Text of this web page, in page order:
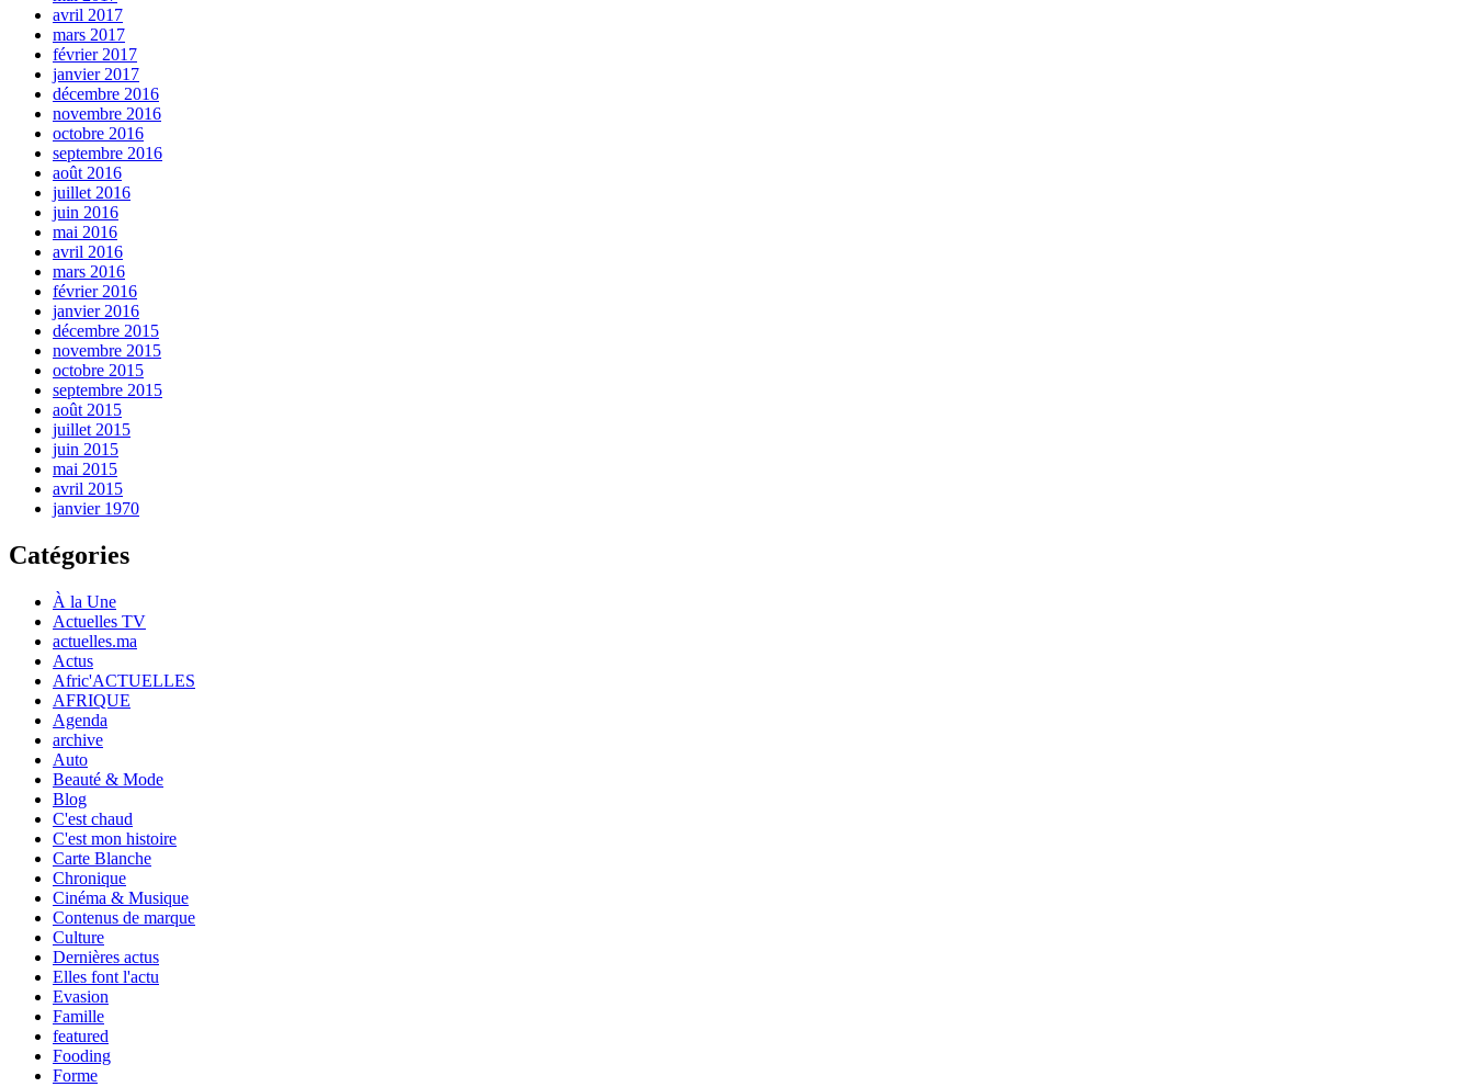
avril 2017
mars 2017
février 2017
janvier 2017
décembre 2016
novembre 2016
octobre 2016
septembre 2016
août 2016
juillet 2016
juin 2016
mai 2016
avril 2016
mars 2016
février 2016
janvier 2016
décembre 2015
novembre 2015
octobre 2015
septembre 2015
août 2015
juillet 2015
juin 2015
mai 2015
avril 2015
janvier 1970
Catégories
À la Une
Actuelles TV
actuelles.ma
Actus
Afric'ACTUELLES
AFRIQUE
Agenda
archive
Auto
Beauté & Mode
Blog
C'est chaud
C'est mon histoire
Carte Blanche
Chronique
Cinéma & Musique
Contenus de marque
Culture
Dernières actus
Elles font l'actu
Evasion
Famille
featured
Fooding
Forme